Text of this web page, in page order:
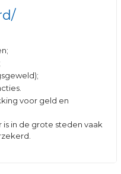
voor geld en
in de grote steden vaak